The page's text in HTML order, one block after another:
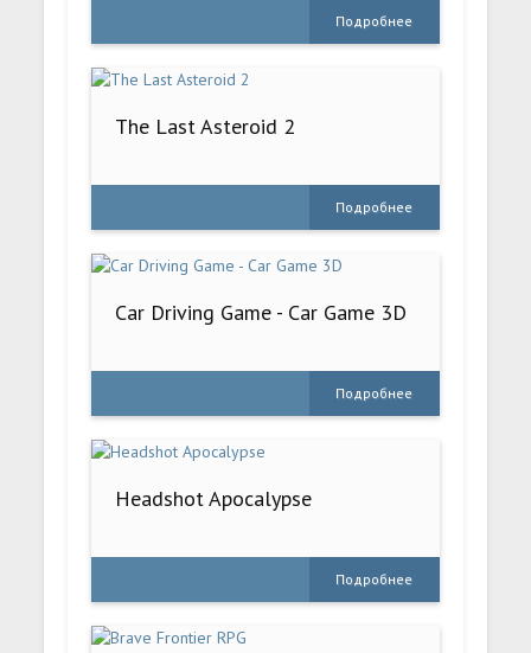
Подробнее
The Last Asteroid 2
Подробнее
Car Driving Game - Car Game 3D
Подробнее
Headshot Apocalypse
Подробнее